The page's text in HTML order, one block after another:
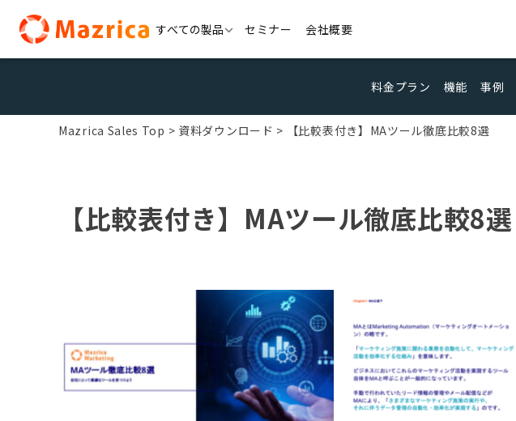
content
すべての製品 セミナー 会社概要
料金プラン 機能 事例
Mazrica Sales Top 資料ダウンロード 【比較表付き】MAツール徹底比較8選
【比較表付き】MAツール徹底比較8選